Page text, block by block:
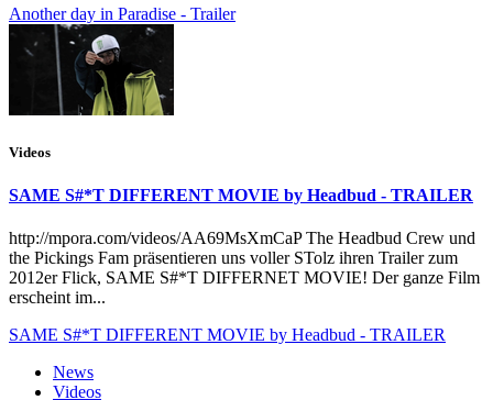
Another day in Paradise - Trailer
Videos
SAME S#*T DIFFERENT MOVIE by Headbud - TRAILER
http://mpora.com/videos/AA69MsXmCaP The Headbud Crew und
the Pickings Fam präsentieren uns voller STolz ihren Trailer zum
2012er Flick, SAME S#*T DIFFERNET MOVIE! Der ganze Film
erscheint im...
SAME S#*T DIFFERENT MOVIE by Headbud - TRAILER
News
Videos